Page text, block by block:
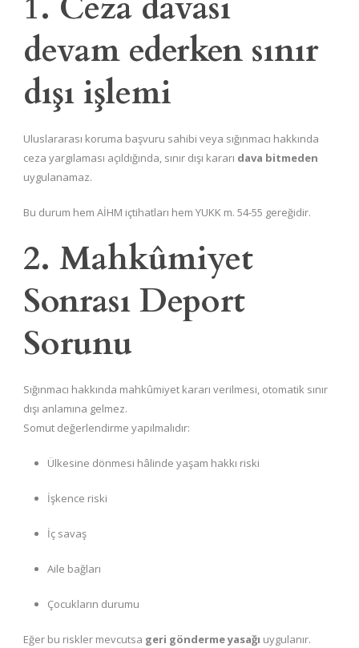
devam ederken sınır
dışı işlemi
Uluslararası koruma başvuru sahibi veya sığınmacı hakkında
ceza yargılaması açıldığında, sınır dışı kararı dava bitmeden
uygulanamaz.
Bu durum hem AİHM içtihatları hem YUKK m. 54-55 gereğidir.
2. Mahkûmiyet
Sonrası Deport
Sorunu
Sığınmacı hakkında mahkûmiyet kararı verilmesi, otomatik sınır
dışı anlamına gelmez.
Somut değerlendirme yapılmalıdır:
Ülkesine dönmesi hâlinde yaşam hakkı riski
İşkence riski
İç savaş
Aile bağları
Çocukların durumu
Eğer bu riskler mevcutsa geri gönderme yasağı uygulanır.